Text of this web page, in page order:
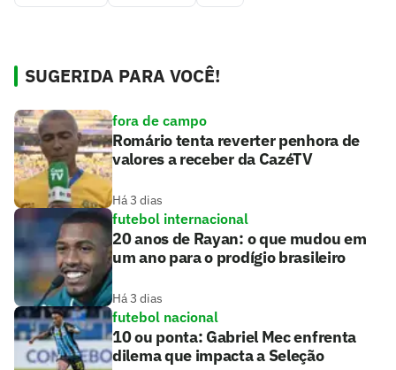
SUGERIDA PARA VOCÊ!
fora de campo
Romário tenta reverter penhora de
valores a receber da CazéTV
Há 3 dias
futebol internacional
20 anos de Rayan: o que mudou em
um ano para o prodígio brasileiro
Há 3 dias
futebol nacional
10 ou ponta: Gabriel Mec enfrenta
dilema que impacta a Seleção